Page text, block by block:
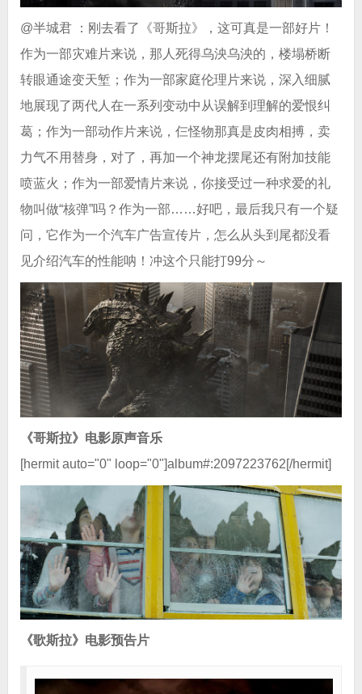
@半城君 ：刚去看了《哥斯拉》，这可真是一部好片！
作为一部灾难片来说，那人死得乌泱乌泱的，楼塌桥断
转眼通途变天堑；作为一部家庭伦理片来说，深入细腻
地展现了两代人在一系列变动中从误解到理解的爱恨纠
葛；作为一部动作片来说，仨怪物那真是皮肉相搏，卖
力气不用替身，对了，再加一个神龙摆尾还有附加技能
喷蓝火；作为一部爱情片来说，你接受过一种求爱的礼
物叫做“核弹”吗？作为一部……好吧，最后我只有一个疑
问，它作为一个汽车广告宣传片，怎么从头到尾都没看
见介绍汽车的性能呐！冲这个只能打99分～
《哥斯拉》电影原声音乐
[hermit auto="0" loop="0"]album#:2097223762[/hermit]
《歌斯拉》电影预告片